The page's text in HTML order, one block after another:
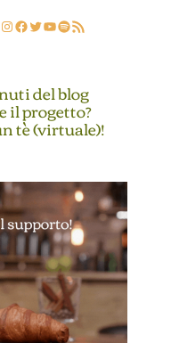
FacebookTwitter YouTube Spotify Feed RSS
del blog
il progetto?
tè (virtuale)!